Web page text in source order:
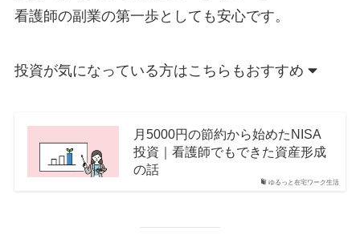
看護師の副業の第一歩としても安心です。
投資が気になっている方はこちらもおすすめ
ゆるっと在宅ワーク生活
月5000円の節約から始めたNISA
投資｜看護師でもできた資産形成
の話